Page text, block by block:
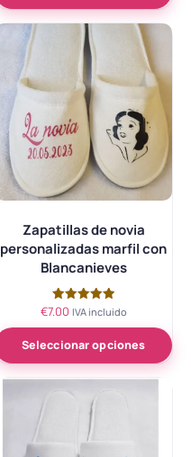
Zapatillas de novia
personalizadas marfil con
Blancanieves
Valorado
5.00
de 5
€7.00 IVA incluido
Seleccionar opciones